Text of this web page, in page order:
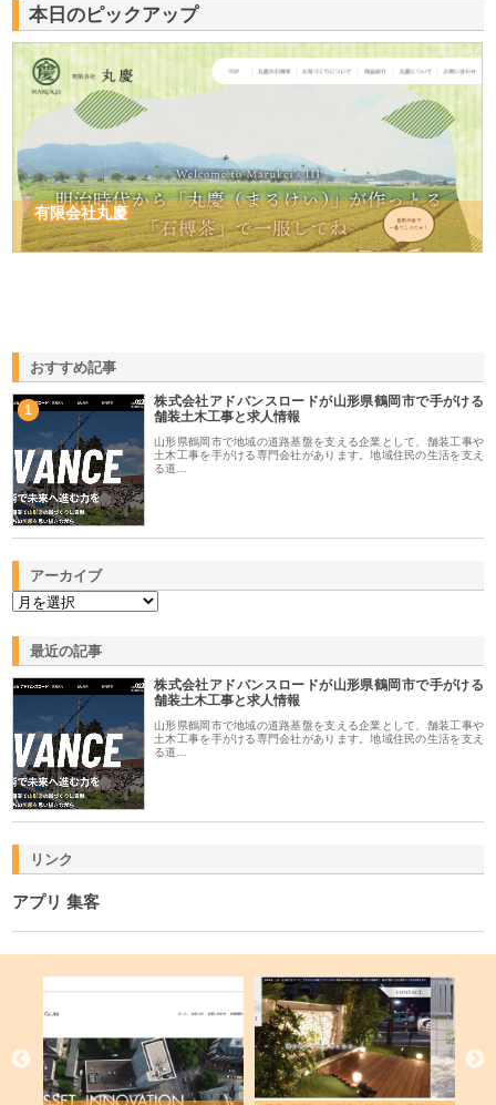
本日のピックアップ
有限会社丸慶
おすすめ記事
1
株式会社アドバンスロードが山形県鶴岡市で手がける
舗装土木工事と求人情報
山形県鶴岡市で地域の道路基盤を支える企業として、舗装工事や
土木工事を手がける専門会社があります。地域住民の生活を支え
る道…
アーカイブ
最近の記事
株式会社アドバンスロードが山形県鶴岡市で手がける
舗装土木工事と求人情報
山形県鶴岡市で地域の道路基盤を支える企業として、舗装工事や
土木工事を手がける専門会社があります。地域住民の生活を支え
る道…
リンク
アプリ 集客